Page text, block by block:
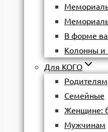
В форме
Колонны и
Для КОГО
Родителям
Семейные
Женщине:
Мужчинам